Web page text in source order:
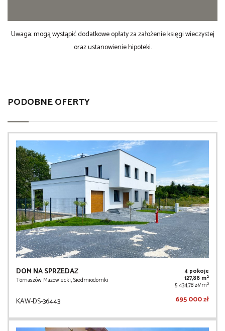
Uwaga: mogą wystąpić dodatkowe opłaty za założenie księgi wieczystej
oraz ustanowienie hipoteki.
PODOBNE OFERTY
DOM NA SPRZEDAŻ
Tomaszów Mazowiecki, Siedmiodomki
4 pokoje
127,88 m2
5 434,78 zł/m2
KAW-DS-36443 695 000 zł